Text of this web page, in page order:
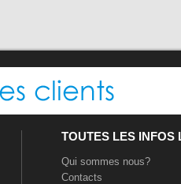
TOUTES LES INFOS
Qui sommes nous?
Contacts